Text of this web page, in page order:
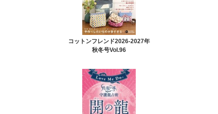
コットンフレンド2026-2027年
秋冬号Vol.96